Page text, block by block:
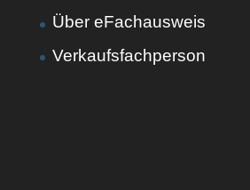
Über eFachausweis
Verkaufsfachperson